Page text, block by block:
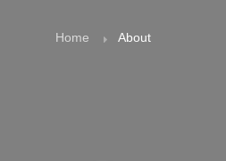
Home About